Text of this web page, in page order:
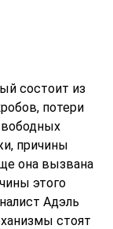
состоит из
потери
причины
она вызвана
этого
Адэль
стоят